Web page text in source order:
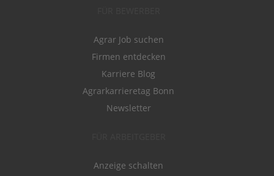
Agrar Job suchen
Firmen entdecken
Karriere Blog
Agrarkarrieretag Bonn
Newsletter
Anzeige schalten